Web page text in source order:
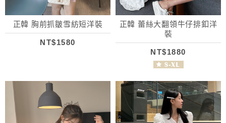
正韓 胸前抓皺雪紡短洋裝
NT$1580
正韓 蕾絲大翻領牛仔排釦洋
裝
NT$1880